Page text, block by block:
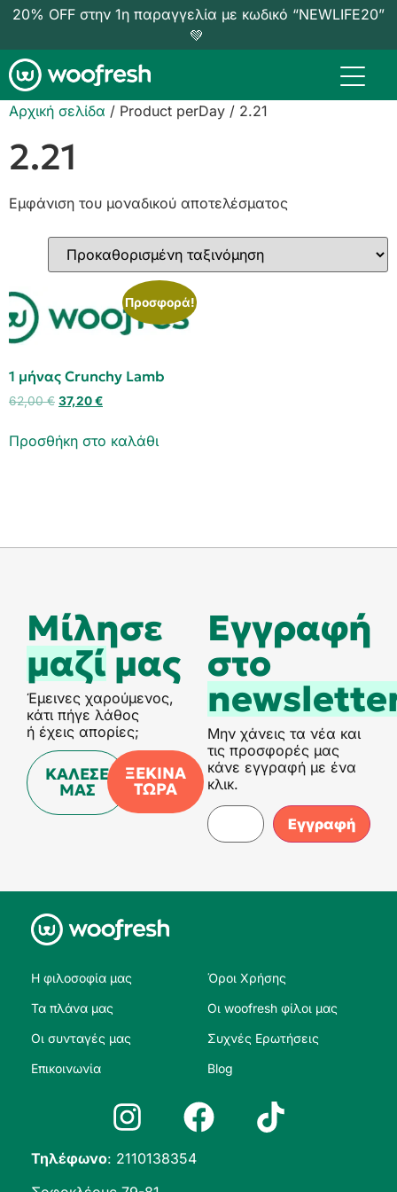
20% OFF στην 1η παραγγελία με κωδικό “NEWLIFE20”
💚
Αρχική σελίδα / Product perDay / 2.21
2.21
Εμφάνιση του μοναδικού αποτελέσματος
Προσφορά!
1 μήνας Crunchy Lamb
62,00€ 37,20€
Προσθήκη στο καλάθι
Μίλησε
μαζίμας
Έμεινες χαρούμενος,
κάτι πήγε λάθος
ή έχεις απορίες;
ΚΑΛΕΣΕ
ΜΑΣ
ΞΕΚΙΝΑ
ΤΩΡΑ
Eγγραφή
στο
Μην χάνεις τα νέα και
τις προσφορές μας
κάνε εγγραφή με ένα
κλικ.
Η φιλοσοφία μας
Τα πλάνα μας
Οι συνταγές μας
Επικοινωνία
Όροι Χρήσης
Οι woofresh φίλοι μας
Συχνές Ερωτήσεις
Blog
Τηλέφωνο: 2110138354